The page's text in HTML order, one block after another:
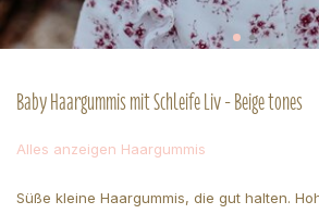
Baby Haargummis mit Schleife Liv - Beige tones
Alles anzeigen Haargummis
Süße kleine Haargummis, die gut halten.